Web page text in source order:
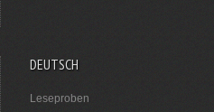
DEUTSCH
Leseproben